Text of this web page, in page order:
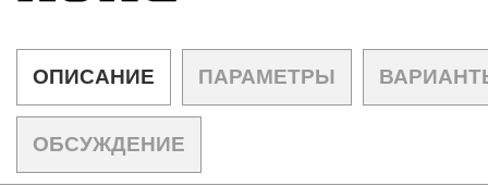
ОПИСАНИЕ ПАРАМЕТРЫ
ОБСУЖДЕНИЕ